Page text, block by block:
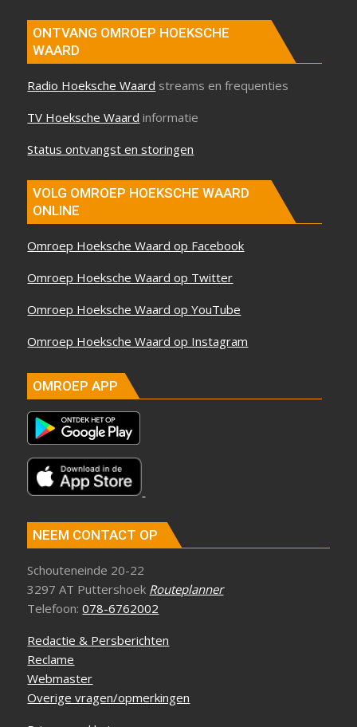
ONTVANG OMROEP HOEKSCHE
WAARD
Radio Hoeksche Waard streams en frequenties
TV Hoeksche Waard informatie
Status ontvangst en storingen
VOLG OMROEP HOEKSCHE WAARD
ONLINE
Omroep Hoeksche Waard op Facebook
Omroep Hoeksche Waard op Twitter
Omroep Hoeksche Waard op YouTube
Omroep Hoeksche Waard op Instagram
OMROEP APP
NEEM CONTACT OP
Schouteneinde 20-22
3297 AT Puttershoek Routeplanner
Telefoon:078-6762002
Redactie & Persberichten
Reclame
Webmaster
Overige vragen/opmerkingen